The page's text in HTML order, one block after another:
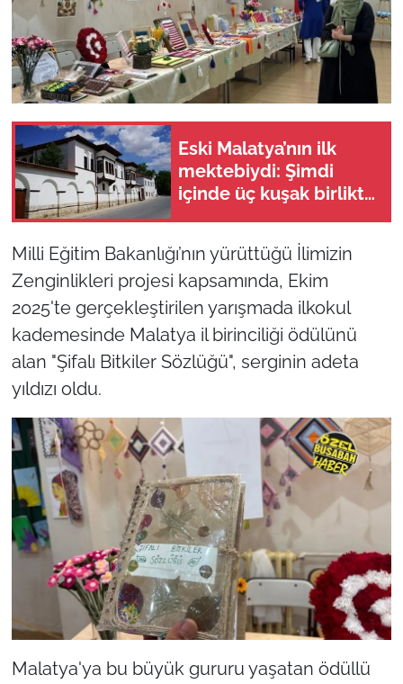
Eski Malatya’nın ilk
mektebiydi: Şimdi
içinde üç kuşak birlikte
Milli Eğitim Bakanlığı’nın yürüttüğü İlimizin
Zenginlikleri projesi kapsamında, Ekim
2025'te gerçekleştirilen yarışmada ilkokul
kademesinde Malatya il birinciliği ödülünü
alan "Şifalı Bitkiler Sözlüğü", serginin adeta
yıldızı oldu.
Malatya'ya bu büyük gururu yaşatan ödüllü